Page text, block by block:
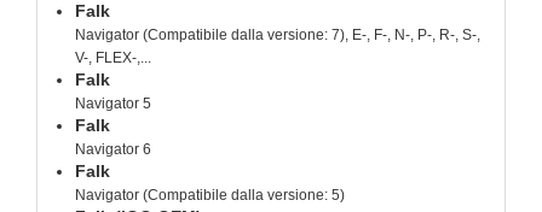
Falk
Navigator (Compatibile dalla versione: 7), E-, F-, N-, P-, R-, S-,
V-, FLEX-,...
Falk
Navigator 5
Falk
Navigator 6
Falk
Navigator (Compatibile dalla versione: 5)